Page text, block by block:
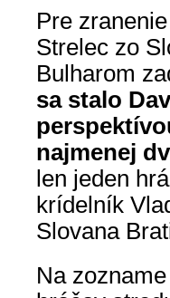
Pre
Strelec zo
Bulharom
sa stalo
najmenej
len jeden
krídelník
Slovana
Na